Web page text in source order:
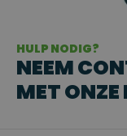
HULP NODIG?
NEEM
MET